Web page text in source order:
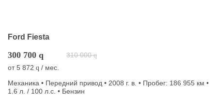
Ford Fiesta
300 700 q 310 000 q
от5 872 q / мес.
Механика • Передний привод • 2008 г. в. • Пробег: 186 955 км •
1.6 л. / 100 л.с. • Бензин